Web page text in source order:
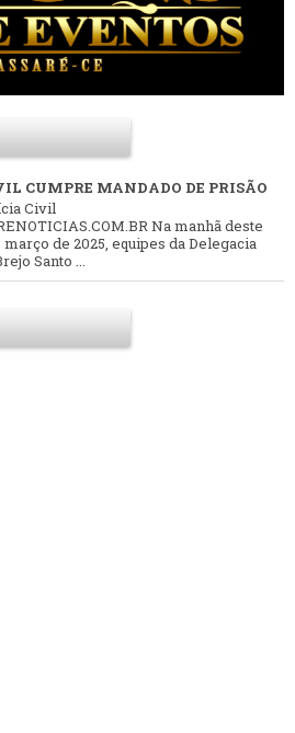
CUMPRE MANDADO DE PRISÃO
Civil
Na manhã deste
março de 2025, equipes da Delegacia
Santo ...